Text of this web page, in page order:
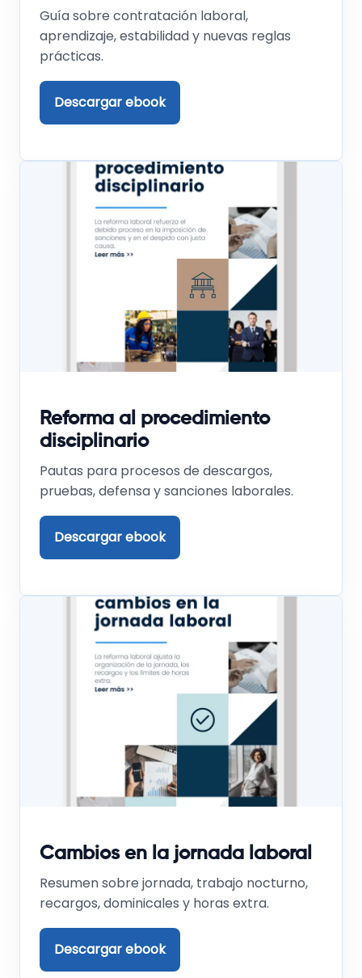
Guía sobre contratación laboral,
aprendizaje, estabilidad y nuevas reglas
prácticas.
Descargar ebook
Reforma al procedimiento
disciplinario
Pautas para procesos de descargos,
pruebas, defensa y sanciones laborales.
Descargar ebook
Cambios en la jornada laboral
Resumen sobre jornada, trabajo nocturno,
recargos, dominicales y horas extra.
Descargar ebook